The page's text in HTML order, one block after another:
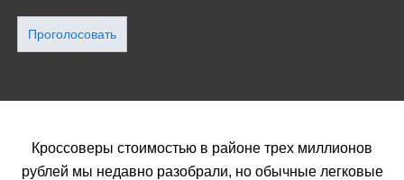
Кроссоверы стоимостью в районе трех миллионов
рублей мы недавно разобрали, но обычные легковые